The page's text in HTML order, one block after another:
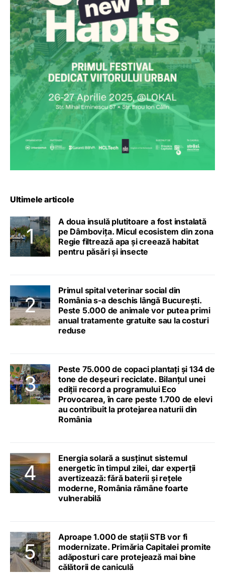
Ultimele articole
A doua insulă plutitoare a fost instalată
pe Dâmbovița. Micul ecosistem din zona
Regie filtrează apa și creează habitat
pentru păsări și insecte
Primul spital veterinar social din
România s-a deschis lângă București.
Peste 5.000 de animale vor putea primi
anual tratamente gratuite sau la costuri
reduse
Peste 75.000 de copaci plantați și 134 de
tone de deșeuri reciclate. Bilanțul unei
ediții record a programului Eco
Provocarea, în care peste 1.700 de elevi
au contribuit la protejarea naturii din
România
Energia solară a susținut sistemul
energetic în timpul zilei, dar experții
avertizează: fără baterii și rețele
moderne, România rămâne foarte
vulnerabilă
Aproape 1.000 de stații STB vor fi
modernizate. Primăria Capitalei promite
adăposturi care protejează mai bine
călătorii de caniculă